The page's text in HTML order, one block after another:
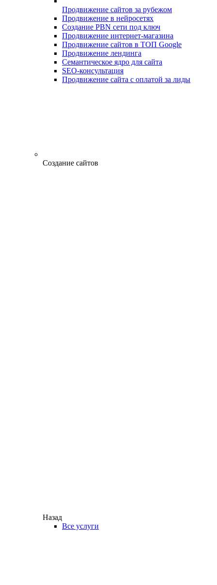
Продвижение сайтов за рубежом
Продвижение в нейросетях
Создание PBN сети под ключ
Продвижение интернет-магазина
Продвижение сайтов в ТОП Google
Продвижение лендинга
Семантическое ядро для сайта
SEO-консультация
Продвижение сайта с оплатой за лиды
Создание сайтов
Назад
Все услуги